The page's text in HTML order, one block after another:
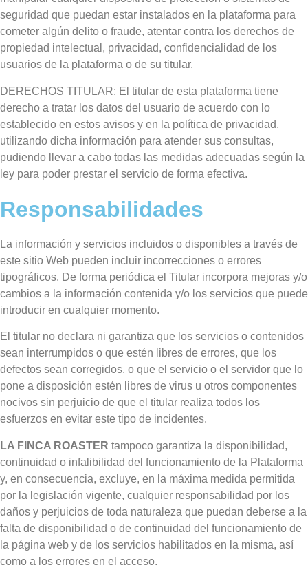
seguridad que puedan estar instalados en la plataforma para
cometer algún delito o fraude, atentar contra los derechos de
propiedad intelectual, privacidad, confidencialidad de los
usuarios de la plataforma o de su titular.
DERECHOS TITULAR: El titular de esta plataforma tiene
derecho a tratar los datos del usuario de acuerdo con lo
establecido en estos avisos y en la política de privacidad,
utilizando dicha información para atender sus consultas,
pudiendo llevar a cabo todas las medidas adecuadas según la
ley para poder prestar el servicio de forma efectiva.
Responsabilidades
La información y servicios incluidos o disponibles a través de
este sitio Web pueden incluir incorrecciones o errores
tipográficos. De forma periódica el Titular incorpora mejoras y/o
cambios a la información contenida y/o los servicios que puede
introducir en cualquier momento.
El titular no declara ni garantiza que los servicios o contenidos
sean interrumpidos o que estén libres de errores, que los
defectos sean corregidos, o que el servicio o el servidor que lo
pone a disposición estén libres de virus u otros componentes
nocivos sin perjuicio de que el titular realiza todos los
esfuerzos en evitar este tipo de incidentes.
LA FINCA ROASTER tampoco garantiza la disponibilidad,
continuidad o infalibilidad del funcionamiento de la Plataforma
y, en consecuencia, excluye, en la máxima medida permitida
por la legislación vigente, cualquier responsabilidad por los
daños y perjuicios de toda naturaleza que puedan deberse a la
falta de disponibilidad o de continuidad del funcionamiento de
la página web y de los servicios habilitados en la misma, así
como a los errores en el acceso.